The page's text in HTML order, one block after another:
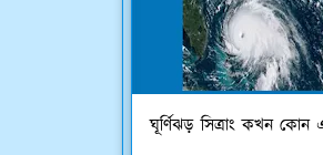
ঘূর্ণিঝড় সিত্রাং কখন